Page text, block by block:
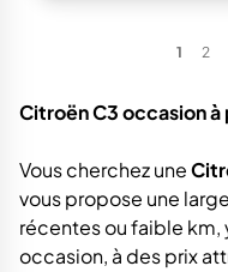
1 2
Citroën C3 occasion
Vous cherchez une
vous propose une
récentes ou faible km,
occasion, à des prix